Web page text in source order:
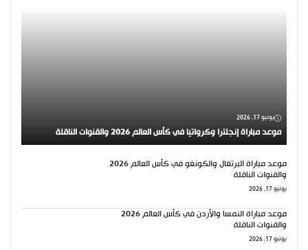
يونيو 17, 2026
موعد مباراة إنجلترا وكرواتيا في كأس العالم 2026 والقنوات الناقلة
موعد مباراة البرتغال والكونغو في كأس العالم 2026
والقنوات الناقلة
يونيو 17, 2026
موعد مباراة النمسا والأردن في كأس العالم 2026
والقنوات الناقلة
يونيو 17, 2026